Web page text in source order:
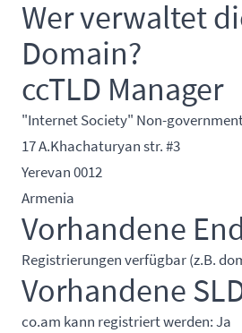
Wer verwaltet
Domain?
ccTLD Manager
"Internet Society" Non-
17 A.Khachaturyan str. #3
Yerevan 0012
Armenia
Vorhandene
Registrierungen verfügbar (z.B.
Vorhandene
co.am kann registriert werden: Ja